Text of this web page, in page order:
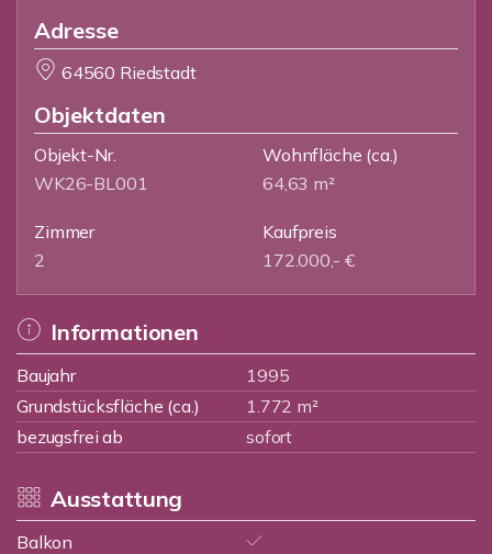
Adresse
64560 Riedstadt
Objektdaten
Objekt-Nr.
WK26-BL001
Wohnfläche (ca.)
64,63 m²
Zimmer
2
Kaufpreis
172.000,- €
Informationen
Baujahr
1995
Grundstücksfläche (ca.)
1.772 m²
bezugsfrei ab
sofort
Ausstattung
Balkon